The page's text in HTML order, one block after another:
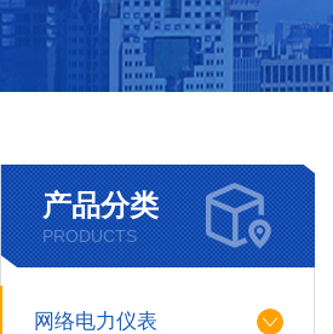
产品分类
PRODUCTS
网络电力仪表